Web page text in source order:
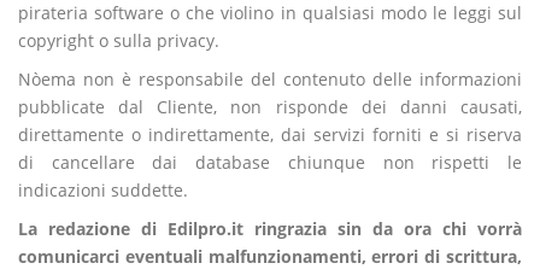
pirateria software o che violino in qualsiasi modo le leggi sul
copyright o sulla privacy.
Nòema non è responsabile del contenuto delle informazioni
pubblicate dal Cliente, non risponde dei danni causati,
direttamente o indirettamente, dai servizi forniti e si riserva
di cancellare dai database chiunque non rispetti le
indicazioni suddette.
La redazione di Edilpro.it ringrazia sin da ora chi vorrà
comunicarci eventuali malfunzionamenti, errori di scrittura,